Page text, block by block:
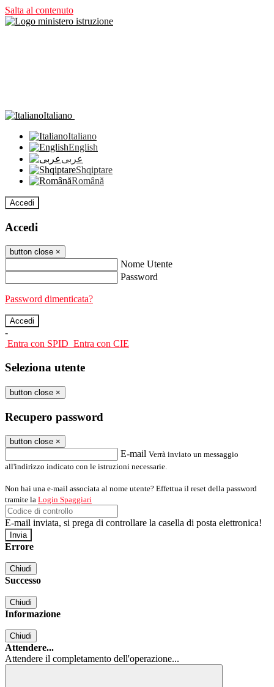
Salta al contenuto
Italiano
Italiano
English
عربى
Shqiptare
Română
Accedi
Accedi
button close ×
Nome Utente
Password
Password dimenticata?
-
Entra con SPID Entra con CIE
Seleziona utente
button close ×
Recupero password
button close ×
E-mail Verrà inviato un messaggio
all'indirizzo indicato con le istruzioni necessarie.
Non hai una e-mail associata al nome utente? Effettua il reset della password
tramite la Login Spaggiari
E-mail inviata, si prega di controllare la casella di posta elettronica!
Errore
Chiudi
Successo
Chiudi
Informazione
Chiudi
Attendere...
Attendere il completamento dell'operazione...